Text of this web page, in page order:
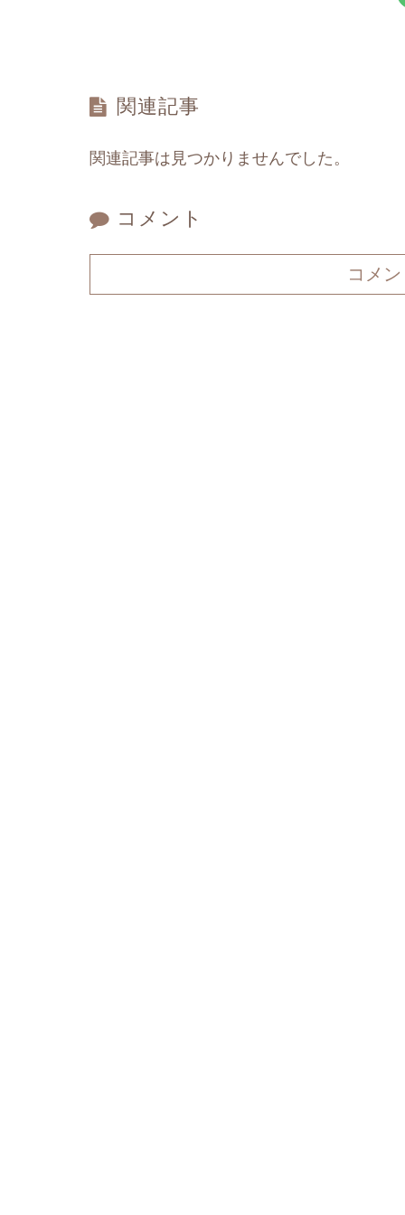
関連記事
関連記事は見つかりませんでした。
コメント
コメ